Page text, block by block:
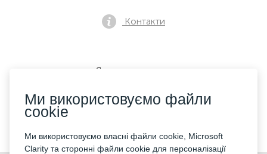
Контакти
Як купити квиток
Ми використовуємо файли
cookie
Ми використовуємо власні файли cookie, Microsoft
Clarity та сторонні файли cookie для персоналізації